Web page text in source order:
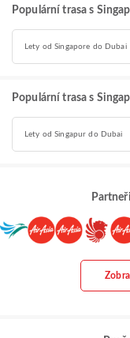
Populární trasa s
Lety od Singapore do Dubai
Populární trasa s
Lety od Singapur do Dubai